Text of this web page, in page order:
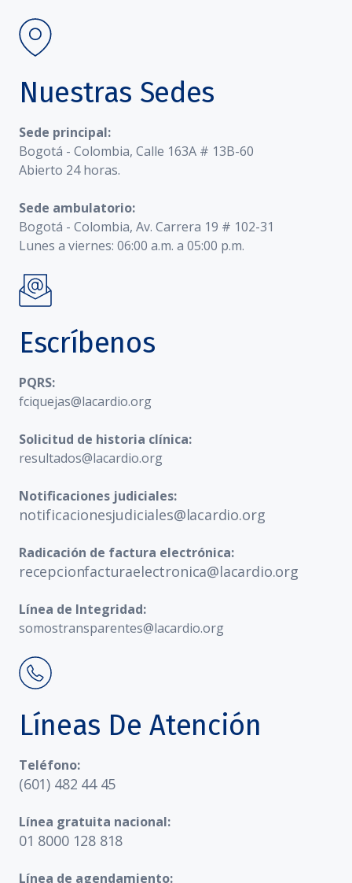
Nuestras Sedes
Sede principal:
Bogotá - Colombia, Calle 163A # 13B-60
Abierto 24 horas.
Sede ambulatorio:
Bogotá - Colombia, Av. Carrera 19 # 102-31
Lunes a viernes: 06:00 a.m. a 05:00 p.m.
Escríbenos
PQRS:
fciquejas@lacardio.org
Solicitud de historia clínica:
resultados@lacardio.org
Notificaciones judiciales:
notificacionesjudiciales@lacardio.org
Radicación de factura electrónica:
recepcionfacturaelectronica@lacardio.org
Línea de Integridad:
somostransparentes@lacardio.org
Líneas De Atención
Teléfono:
(601) 482 44 45
Línea gratuita nacional:
01 8000 128 818
Línea de agendamiento: